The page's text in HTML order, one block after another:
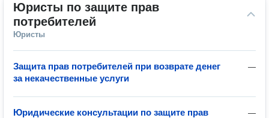
Юристы по защите прав
потребителей
Юристы
—
Защита прав потребителей при возврате денег
за некачественные услуги
—
Юридические консультации по защите прав